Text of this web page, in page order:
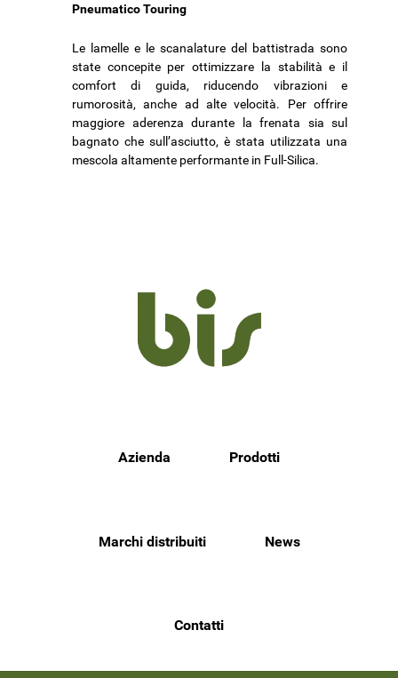
Pneumatico Touring
Le lamelle e le scanalature del battistrada sono
state concepite per ottimizzare la stabilità e il
comfort di guida, riducendo vibrazioni e
rumorosità, anche ad alte velocità. Per offrire
maggiore aderenza durante la frenata sia sul
bagnato che sull’asciutto, è stata utilizzata una
mescola altamente performante in Full-Silica.
Azienda Prodotti
Marchi distribuiti News
Contatti